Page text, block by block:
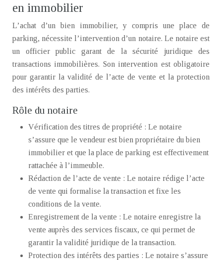
en immobilier
L’achat d’un bien immobilier, y compris une place de
parking, nécessite l’intervention d’un notaire. Le notaire est
un officier public garant de la sécurité juridique des
transactions immobilières. Son intervention est obligatoire
pour garantir la validité de l’acte de vente et la protection
des intérêts des parties.
Rôle du notaire
Vérification des titres de propriété : Le notaire
s’assure que le vendeur est bien propriétaire du bien
immobilier et que la place de parking est effectivement
rattachée à l’immeuble.
Rédaction de l’acte de vente : Le notaire rédige l’acte
de vente qui formalise la transaction et fixe les
conditions de la vente.
Enregistrement de la vente : Le notaire enregistre la
vente auprès des services fiscaux, ce qui permet de
garantir la validité juridique de la transaction.
Protection des intérêts des parties : Le notaire s’assure